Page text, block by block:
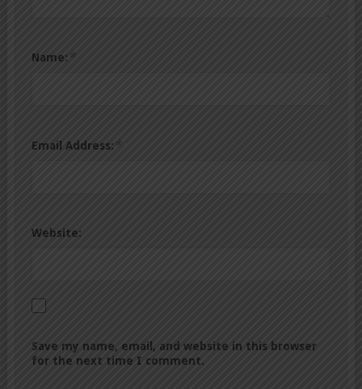
Name: *
Email Address: *
Website:
Save my name, email, and website in this browser
for the next time I comment.